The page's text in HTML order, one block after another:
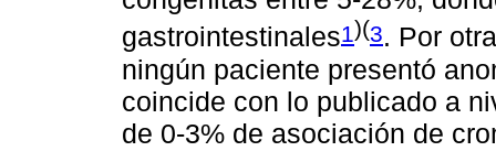
gastrointestinales1)(3. Por
ningún paciente presentó
coincide con lo publicado a
de 0-3% de asociación de